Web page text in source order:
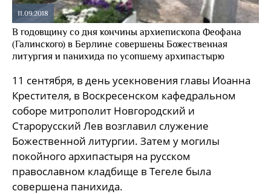
11.09.2018
В годовщину со дня кончины архиепископа Феофана
(Галинского) в Берлине совершены Божественная
литургия и панихида по усопшему архипастырю
11 сентября, в день усекновения главы Иоанна
Крестителя, в Воскресенском кафедральном
соборе митрополит Новгородский и
Старорусский Лев возглавил служение
Божественной литургии. Затем у могилы
покойного архипастыря на русском
православном кладбище в Тегеле была
совершена панихида.